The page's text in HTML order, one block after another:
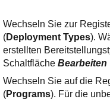
Wechseln Sie zur
(Deployment Types).
erstellten
Schaltfläche Bearbeiten
Wechseln Sie auf die
(Programs). Für die